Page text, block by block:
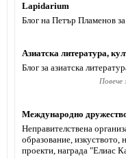
Lapidarium
Блог на Петър Пламенов
Азиатска литература,
Блог за азиатска
Повече
Международно
Неправителствена
образование, изкуството,
проекти, награда "Елиас